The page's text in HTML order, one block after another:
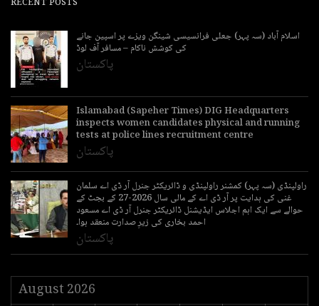
RECENT POSTS
اسلام آباد (سہ پہر) جعلی فرانسیسی شینگن ویزے پر اسپین جانے
کی کوشش ناکام – مسافر آف لوڈ
پاکستان
Islamabad (Sapeher Times) DIG Headquarters
inspects women candidates physical and running
tests at police lines recruitment centre
پاکستان
راولپنڈی (سہ پہر) کمشنر راولپنڈی و ڈائریکٹر جنرل آر ڈی اے سلمان
غنی کی ہدایت پر آر ڈی اے کے مالی سال 2026-27 کے بجٹ کے
حوالے سے ایک اہم اجلاس ایڈیشنل ڈائریکٹر جنرل آر ڈی اے مسعود
احمد بخاری کی زیرِ صدارت منعقد ہوا۔
پاکستان
August 2026